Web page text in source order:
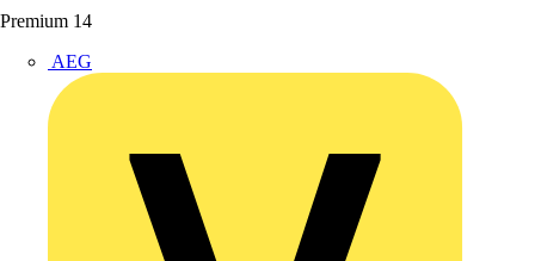
Premium 14
AEG